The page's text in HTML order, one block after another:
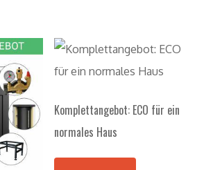
Komplettangebot: ECO für ein
normales Haus